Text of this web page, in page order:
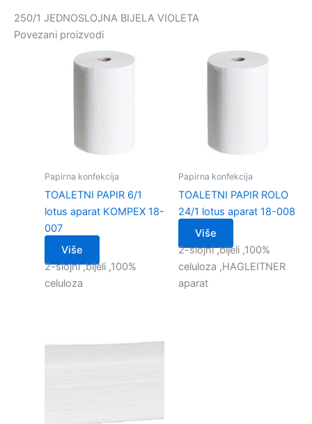
250/1 JEDNOSLOJNA BIJELA VIOLETA
Povezani proizvodi
Papirna konfekcija
TOALETNI PAPIR 6/1
lotus aparat KOMPEX 18-
007
Više
2-slojni ,bijeli ,100%
celuloza
Papirna konfekcija
TOALETNI PAPIR ROLO
24/1 lotus aparat 18-008
Više
2-slojni ,bijeli ,100%
celuloza ,HAGLEITNER
aparat